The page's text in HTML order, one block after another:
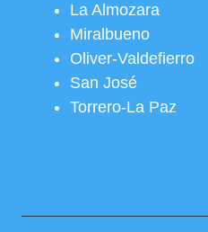
La Almozara
Miralbueno
Oliver-Valdefierro
San José
Torrero-La Paz